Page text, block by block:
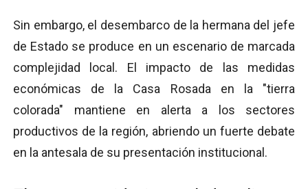
Sin embargo, el desembarco de la hermana del jefe
de Estado se produce en un escenario de marcada
complejidad local. El impacto de las medidas
económicas de la Casa Rosada en la "tierra
colorada" mantiene en alerta a los sectores
productivos de la región, abriendo un fuerte debate
en la antesala de su presentación institucional.